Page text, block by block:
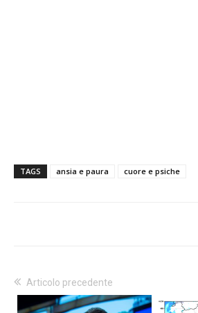
TAGS ansia e paura cuore e psiche
Articolo precedente